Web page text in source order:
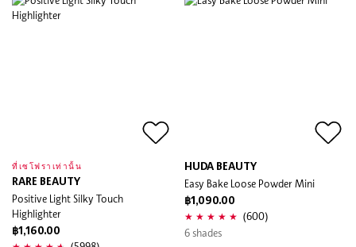
ที่เซโฟราเท่านั้น
RARE BEAUTY
Positive Light Silky Touch
Highlighter
฿1,160.00
HUDA BEAUTY
Easy Bake Loose Powder Mini
฿1,090.00
(600)
6 shades